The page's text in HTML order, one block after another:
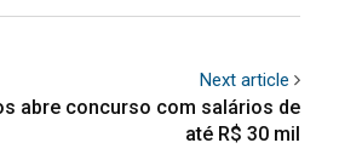
Next article
abre concurso com salários de
até R$ 30 mil